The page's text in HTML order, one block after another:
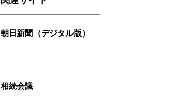
朝日新聞（デジタル版）
相続会議